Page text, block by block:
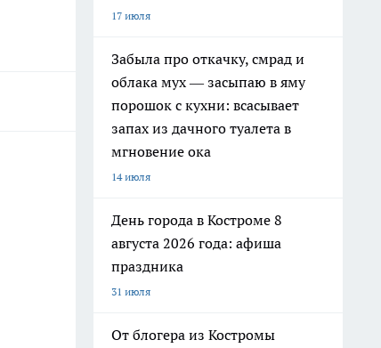
17 июля
Забыла про откачку, смрад и
облака мух — засыпаю в яму
порошок с кухни: всасывает
запах из дачного туалета в
мгновение ока
14 июля
День города в Костроме 8
августа 2026 года: афиша
праздника
31 июля
От блогера из Костромы